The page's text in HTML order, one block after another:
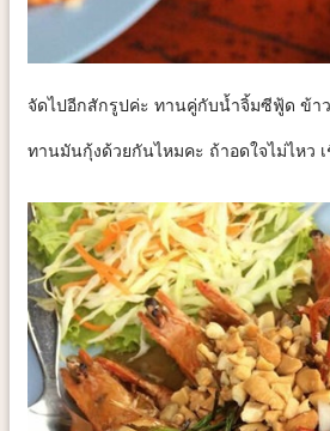
จัดไปอีกสักรูปค่ะ ทานคู่กับน้ำจิ้มซีฟู้ด ข้า
ทานมันกุ้งด้วยกันไหมคะ ถ้าอดใจไม่ไหว